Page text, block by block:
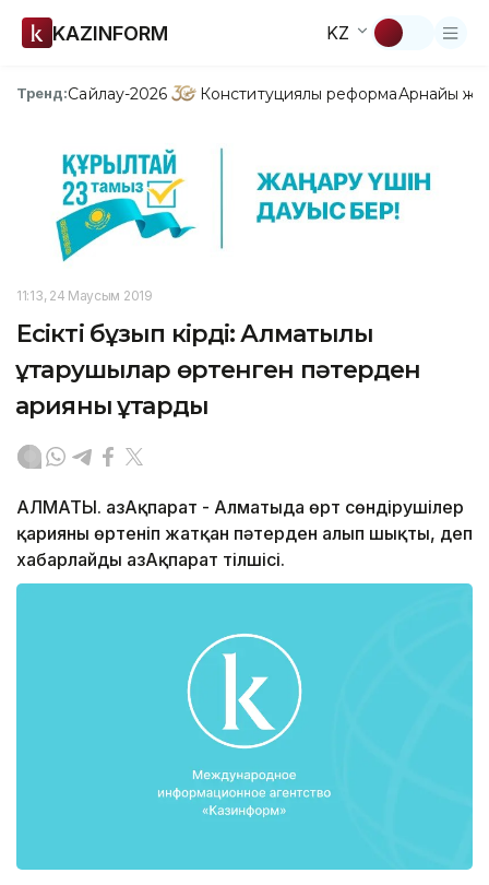
KAZINFORM KZ
Тренд:Сайлау-2026 Конституциялық реформаАрнайы
11:13, 24 Маусым 2019
Есікті бұзып кірді: Алматылық
құтқарушылар өртенген пәтерден
қарияны құтқарды
АЛМАТЫ. ҚазАқпарат - Алматыда өрт сөндірушілер
қарияны өртеніп жатқан пәтерден алып шықты, деп
хабарлайды ҚазАқпарат тілшісі.